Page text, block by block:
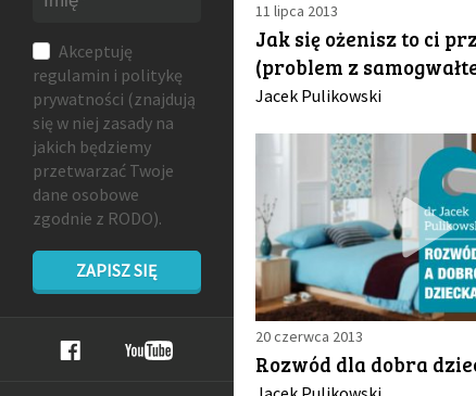
11 lipca 2013
Jak się ożenisz to ci
(problem z
Jacek Pulikowski
20 czerwca 2013
Rozwód dla dobra
Akceptuję
regulamin i politykę
prywatności (znajdują
się w niej zasady na
jakich będziemy
przetwarzać Twoje
dane osobowe
zgodnie z RODO).
ZAPISZ SIĘ